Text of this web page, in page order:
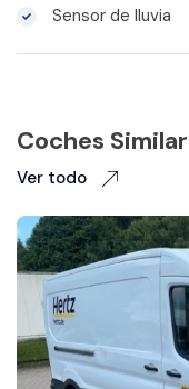
Sensor de lluvia
Coches
Ver todo